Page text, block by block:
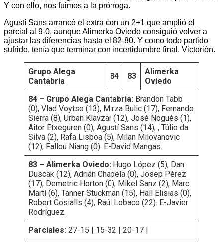
Y con ello, nos fuimos a la prórroga.
Agustí Sans arrancó el extra con un 2+1 que amplió el
parcial al 9-0, aunque Alimerka Oviedo consiguió volver a
ajustar las diferencias hasta el 82-80. Y como todo partido
sufrido, tenía que terminar con incertidumbre final. Victorión.
Grupo Alega
Cantabria
84 83
Alimerka
Oviedo
84 – Grupo Alega Cantabria: Brandon Tabb
(0), Vlad Voytso (13), Mirza Bulic (17), Fernando
Sierra (8), Urban Klavzar (12), José Nogués (1),
Aitor Etxeguren (0), Agustí Sans (14), , Túlio da
Silva (2), Rafa Lisboa (5), Milan Milovanovic
(12), Fallou Niang (0). E-David Mangas.
83 – Alimerka Oviedo: Hugo López (5), Dan
Duscak (12), Adrián Chapela (0), Josep Pérez
(17), Demetric Horton (0), Mikel Sanz (2), Marc
Martí (6), Tanner Stuckman (15), Hall Elisias (0),
Robert Cosialls (4), Raúl Lobaco (22). E-Javier
Rodríguez.
Parciales: 27-15 | 15-32 | 20-17 |